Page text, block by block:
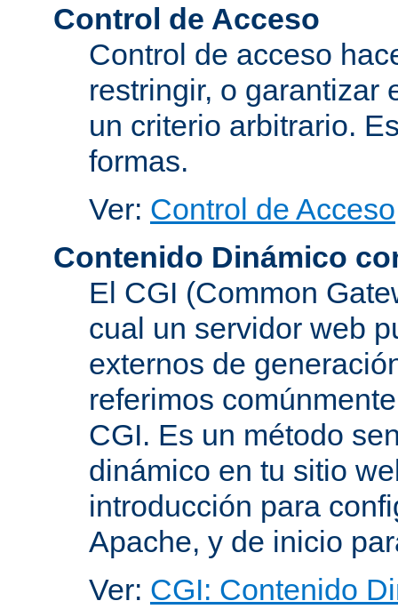
Control de Acceso
Control de acceso
restringir, o garantizar
un criterio arbitrario.
formas.
Ver: Control de Acceso
Contenido Dinámico
El CGI (Common
cual un servidor web
externos de
referimos
CGI. Es un método
dinámico en tu sitio
introducción para
Apache, y de inicio
Ver: CGI: Contenido